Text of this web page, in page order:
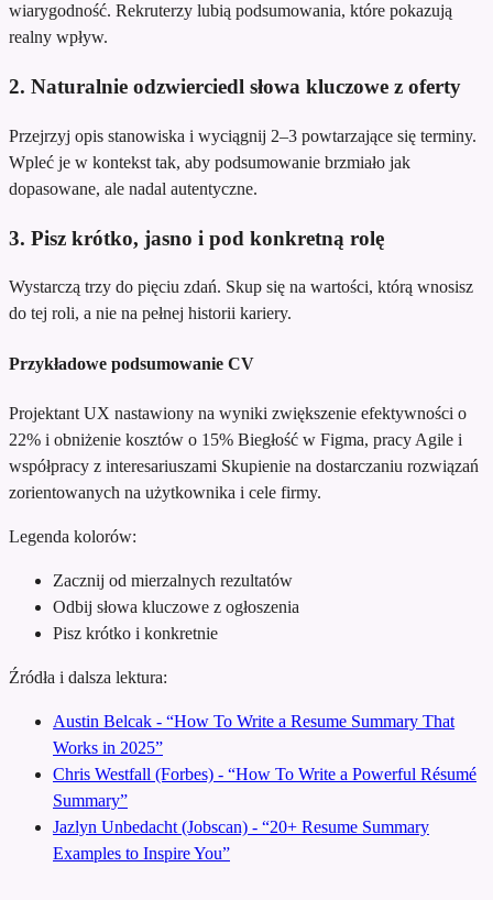
wiarygodność. Rekruterzy lubią podsumowania, które pokazują
realny wpływ.
2. Naturalnie odzwierciedl słowa kluczowe z oferty
Przejrzyj opis stanowiska i wyciągnij 2–3 powtarzające się terminy.
Wpleć je w kontekst tak, aby podsumowanie brzmiało jak
dopasowane, ale nadal autentyczne.
3. Pisz krótko, jasno i pod konkretną rolę
Wystarczą trzy do pięciu zdań. Skup się na wartości, którą wnosisz
do tej roli, a nie na pełnej historii kariery.
Przykładowe podsumowanie CV
Projektant UX nastawiony na wyniki zwiększenie efektywności o
22% i obniżenie kosztów o 15% Biegłość w Figma, pracy Agile i
współpracy z interesariuszami Skupienie na dostarczaniu rozwiązań
zorientowanych na użytkownika i cele firmy.
Legenda kolorów:
Zacznij od mierzalnych rezultatów
Odbij słowa kluczowe z ogłoszenia
Pisz krótko i konkretnie
Źródła i dalsza lektura:
Austin Belcak - “How To Write a Resume Summary That
Works in 2025”
Chris Westfall (Forbes) - “How To Write a Powerful Résumé
Summary”
Jazlyn Unbedacht (Jobscan) - “20+ Resume Summary
Examples to Inspire You”